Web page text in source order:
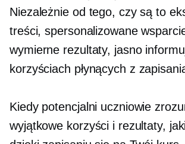
Niezależnie od tego, czy są to
treści, spersonalizowane
wymierne rezultaty, jasno
korzyściach płynących z
Kiedy potencjalni uczniowie
wyjątkowe korzyści i rezultaty,